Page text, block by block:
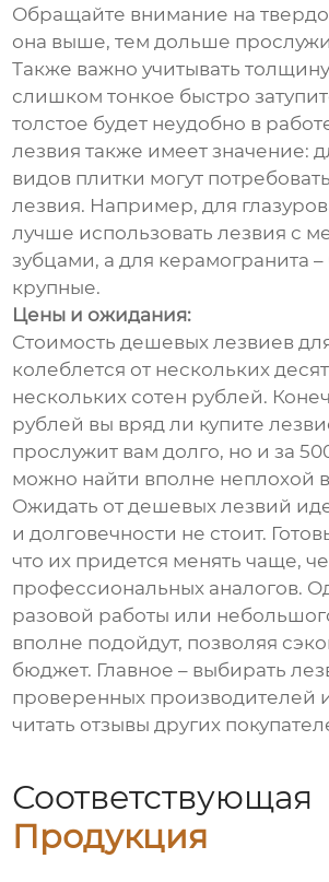
Обращайте внимание на
она выше, тем дольше
Также важно учитывать
слишком тонкое быстро
толстое будет неудобно в
лезвия также имеет значение:
видов плитки могут
лезвия. Например, для
лучше использовать лезвия с
зубцами, а для керамогранита
крупные.
Цены и ожидания:
Стоимость дешевых лезвиев
колеблется от нескольких
нескольких сотен рублей.
рублей вы вряд ли купите
прослужит вам долго, но и за
можно найти вполне неплохой
Ожидать от дешевых лезвий
и долговечности не стоит.
что их придется менять чаще,
профессиональных аналогов.
разовой работы или
вполне подойдут, позволяя
бюджет. Главное – выбирать
проверенных производителей
читать отзывы других
Соответствующая
Продукция